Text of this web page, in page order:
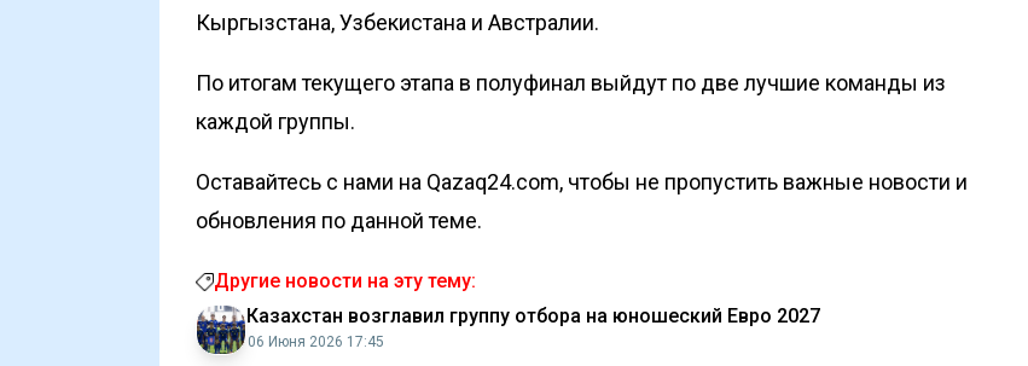
Кыргызстана, Узбекистана и Австралии.
По итогам текущего этапа в полуфинал выйдут по две лучшие команды из
каждой группы.
Оставайтесь с нами на Qazaq24.com, чтобы не пропустить важные новости и
обновления по данной теме.
Другие новости на эту тему:
Казахстан возглавил группу отбора на юношеский Евро 2027
06 Июня 2026 17:45